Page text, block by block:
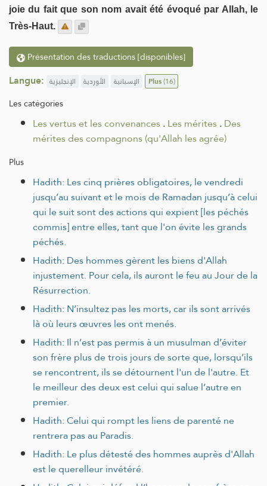
joie du fait que son nom avait été évoqué par Allah, le
Très-Haut.
Présentation des traductions [disponibles]
Langue: الإنجليزية الأوردية الإسبانية Plus(16)
Les catégories
Les vertus et les convenances.Les mérites.Des
mérites des compagnons (qu'Allah les agrée)
Plus
Hadith: Les cinq prières obligatoires, le vendredi
jusqu’au suivant et le mois de Ramadan jusqu’à celui
qui le suit sont des actions qui expient [les péchés
commis] entre elles, tant que l'on évite les grands
péchés.
Hadith: Des hommes gèrent les biens d'Allah
injustement. Pour cela, ils auront le feu au Jour de la
Résurrection.
Hadith: N’insultez pas les morts, car ils sont arrivés
là où leurs œuvres les ont menés.
Hadith: Il n’est pas permis à un musulman d’éviter
son frère plus de trois jours de sorte que, lorsqu’ils
se rencontrent, ils se détournent l'un de l'autre. Et
le meilleur des deux est celui qui salue l’autre en
premier.
Hadith: Celui qui rompt les liens de parenté ne
rentrera pas au Paradis.
Hadith: Le plus détesté des hommes auprès d'Allah
est le querelleur invétéré.